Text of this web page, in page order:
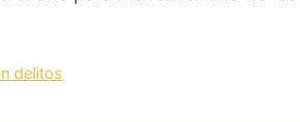
delitos